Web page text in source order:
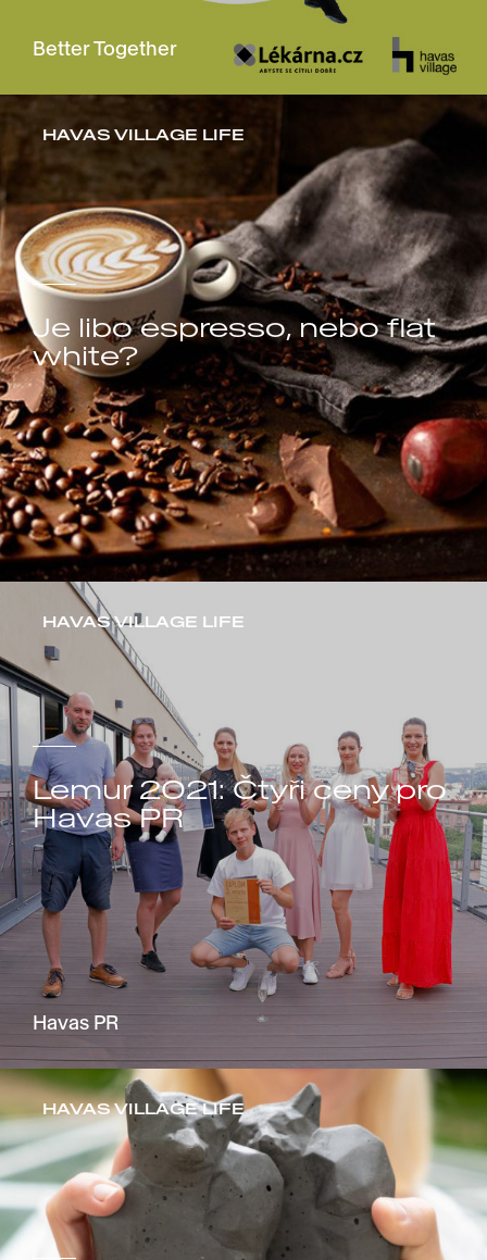
Better Together
HAVAS VILLAGE LIFE
Je libo espresso, nebo flat
white?
HAVAS VILLAGE LIFE
Lemur 2021: Čtyři ceny pro
Havas PR
Havas PR
HAVAS VILLAGE LIFE